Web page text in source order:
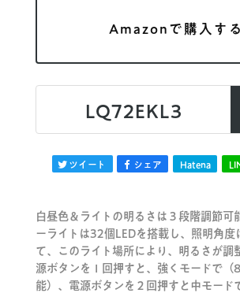
Amazonで購入する
LQ72EKL3
ツイート シェア Hatena
白昼色＆ライトの明るさは３段階調節可
ーライトは32個LEDを搭載し、照明角
て、このライト場所により、明るさが調
源ボタンをⅠ回押すと、強くモードで（
能）、電源ボタンを２回押すと中モード